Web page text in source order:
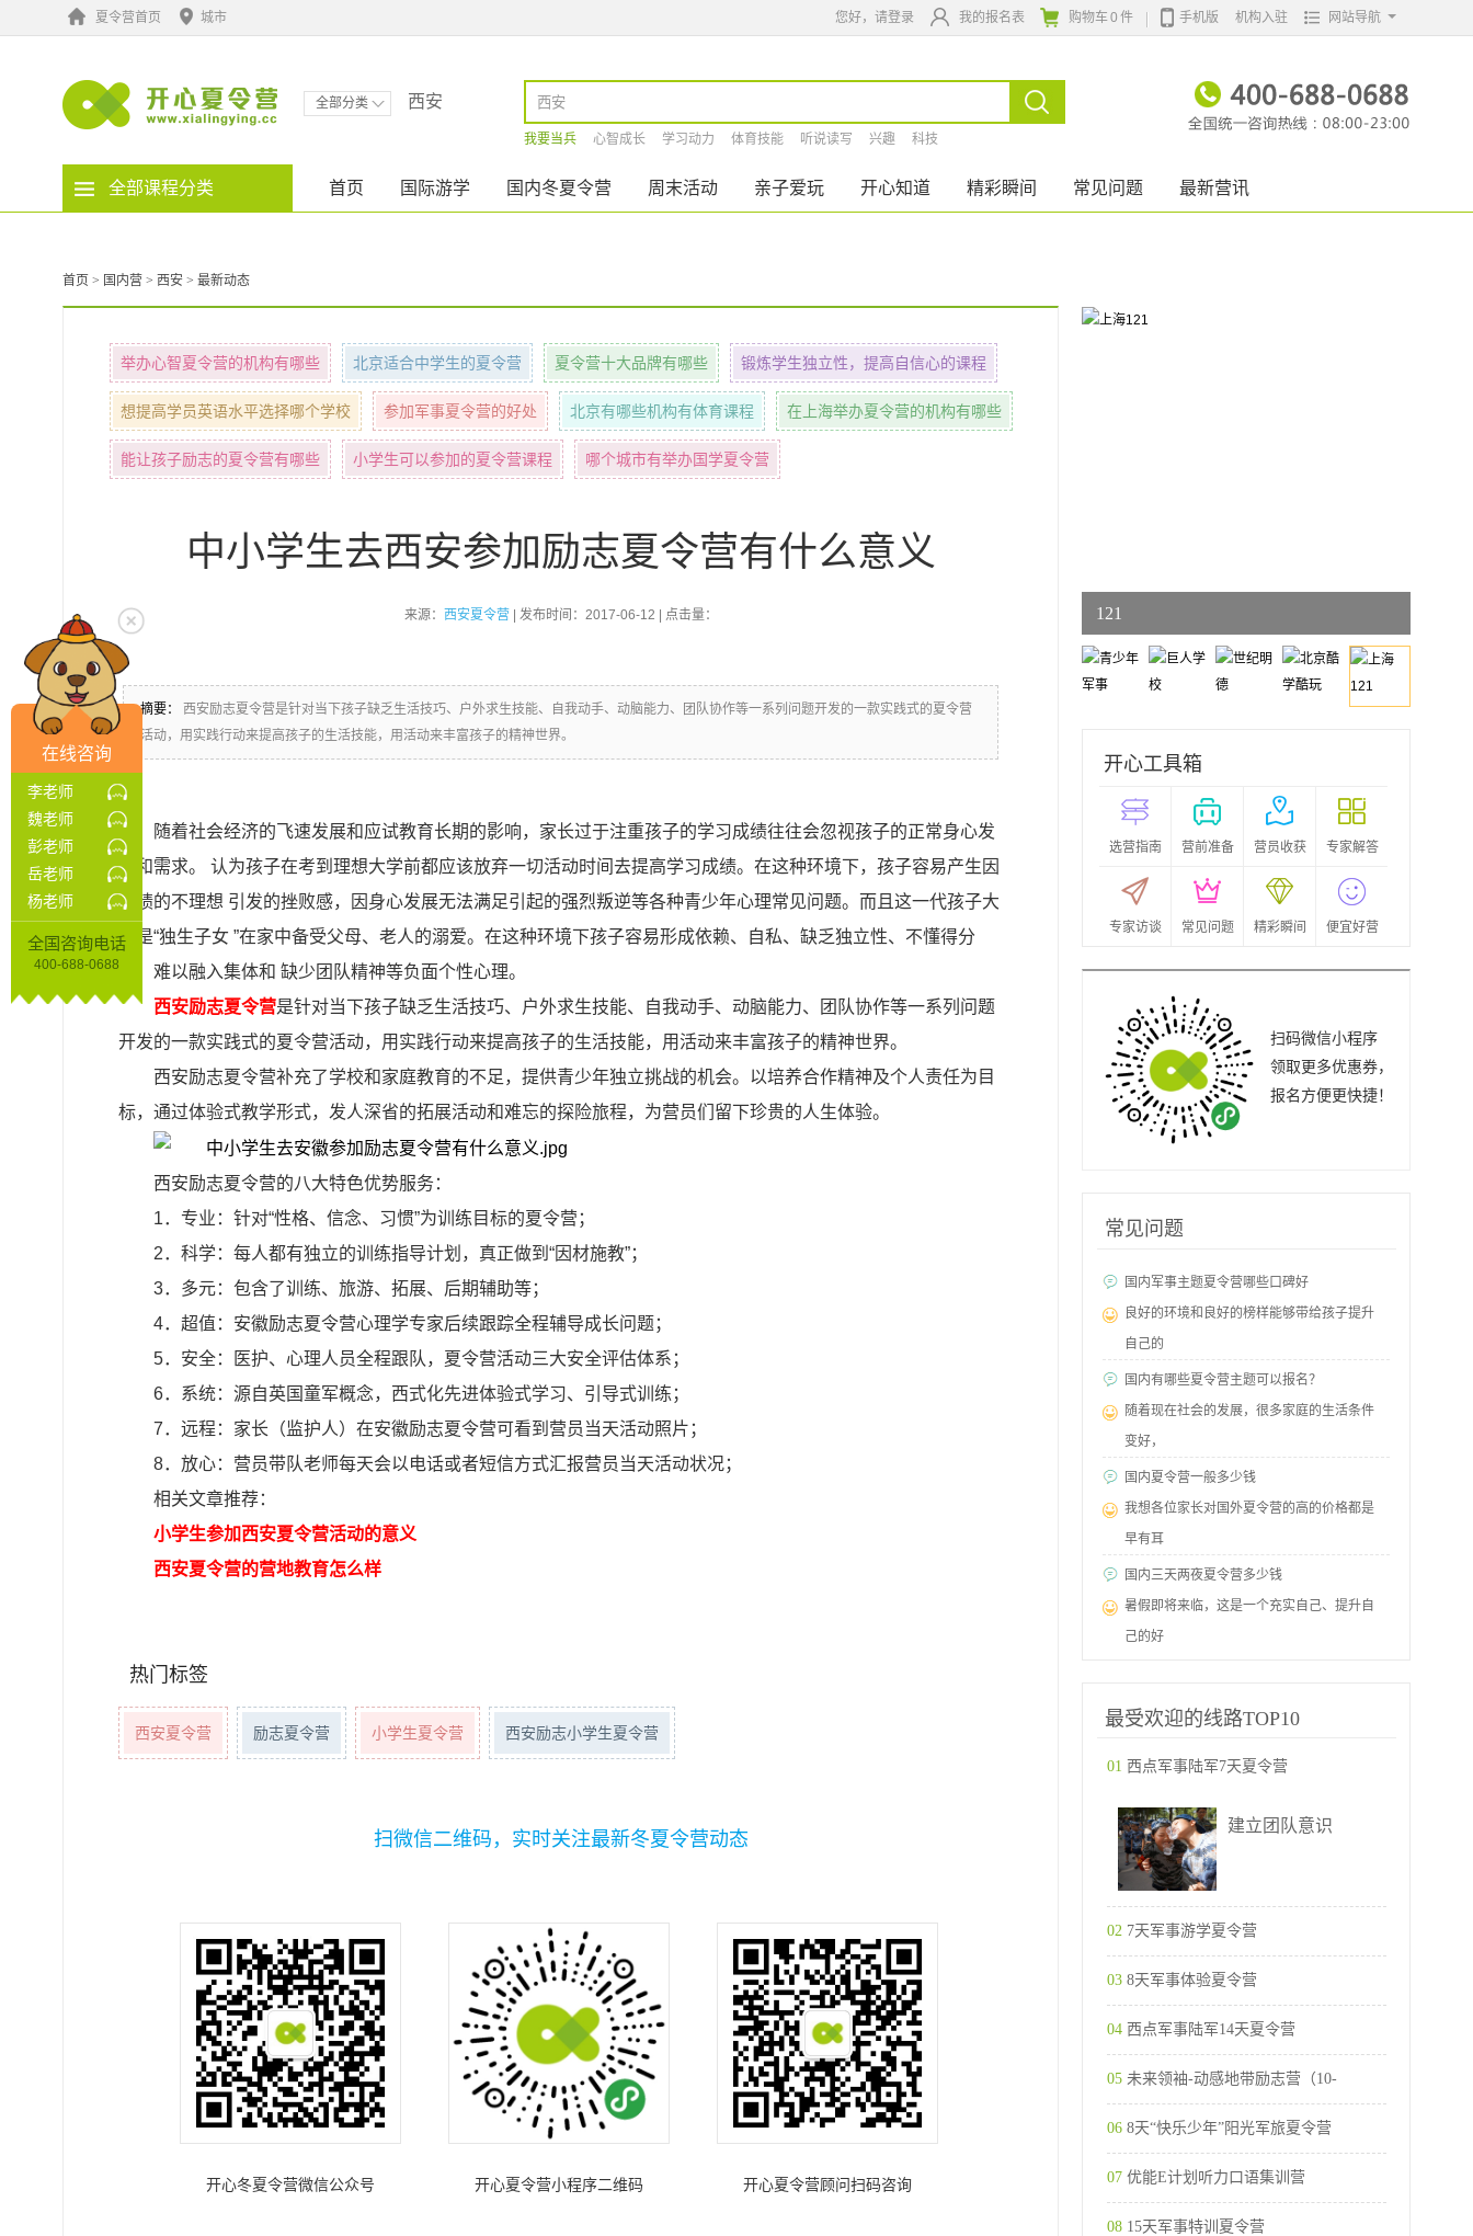
夏令营首页 城市 我的报名表 购物车0 件 手机版 机构入驻 网站导航
您好，请登录
西安
全部分类
我要当兵 心智成长 学习动力 体育技能 听说读写 兴趣 科技
全部课程分类 首页 国际游学 国内冬夏令营 周末活动 亲子爱玩 开心知道 精彩瞬间 常见问题 最新营讯
首页 > 国内营 > 西安 > 最新动态
举办心智夏令营的机构有哪些 北京适合中学生的夏令营 夏令营十大品牌有哪些 锻炼学生独立性，提高自信心的课程
想提高学员英语水平选择哪个学校 参加军事夏令营的好处 北京有哪些机构有体育课程 在上海举办夏令营的机构有哪些
能让孩子励志的夏令营有哪些 小学生可以参加的夏令营课程 哪个城市有举办国学夏令营
中小学生去西安参加励志夏令营有什么意义
来源： 西安夏令营 | 发布时间：2017-06-12 | 点击量：
摘要：
西安励志夏令营是针对当下孩子缺乏生活技巧、户外求生技能、自我动手、动脑能力、团队协作等一系列问题开发的一款实践式的夏令营
活动，用实践行动来提高孩子的生活技能，用活动来丰富孩子的精神世界。
随着社会经济的飞速发展和应试教育长期的影响，家长过于注重孩子的学习成绩往往会忽视孩子的正常身心发
展和需求。 认为孩子在考到理想大学前都应该放弃一切活动时间去提高学习成绩。在这种环境下，孩子容易产生因
成绩的不理想 引发的挫败感，因身心发展无法满足引起的强烈叛逆等各种青少年心理常见问题。而且这一代孩子大
多是“独生子女 ”在家中备受父母、老人的溺爱。在这种环境下孩子容易形成依赖、自私、缺乏独立性、不懂得分
享、难以融入集体和 缺少团队精神等负面个性心理。
西安励志夏令营是针对当下孩子缺乏生活技巧、户外求生技能、自我动手、动脑能力、团队协作等一系列问题
开发的一款实践式的夏令营活动，用实践行动来提高孩子的生活技能，用活动来丰富孩子的精神世界。
西安励志夏令营补充了学校和家庭教育的不足，提供青少年独立挑战的机会。以培养合作精神及个人责任为目
标，通过体验式教学形式，发人深省的拓展活动和难忘的探险旅程，为营员们留下珍贵的人生体验。
西安励志夏令营的八大特色优势服务：
1．专业：针对“性格、信念、习惯”为训练目标的夏令营；
2．科学：每人都有独立的训练指导计划，真正做到“因材施教”；
3．多元：包含了训练、旅游、拓展、后期辅助等；
4．超值：安徽励志夏令营心理学专家后续跟踪全程辅导成长问题；
5．安全：医护、心理人员全程跟队，夏令营活动三大安全评估体系；
6．系统：源自英国童军概念，西式化先进体验式学习、引导式训练；
7．远程：家长（监护人）在安徽励志夏令营可看到营员当天活动照片；
8．放心：营员带队老师每天会以电话或者短信方式汇报营员当天活动状况；
相关文章推荐：
小学生参加西安夏令营活动的意义
西安夏令营的营地教育怎么样
热门标签
西安夏令营 励志夏令营 小学生夏令营 西安励志小学生夏令营
扫微信二维码，实时关注最新冬夏令营动态
开心冬夏令营微信公众号 开心夏令营小程序二维码 开心夏令营顾问扫码咨询
121
开心工具箱
选营指南 营前准备 营员收获 专家解答
专家访谈 常见问题 精彩瞬间 便宜好营
扫码微信小程序
领取更多优惠券，
报名方便更快捷！
常见问题
国内军事主题夏令营哪些口碑好
良好的环境和良好的榜样能够带给孩子提升
自己的
国内有哪些夏令营主题可以报名？
随着现在社会的发展，很多家庭的生活条件
变好，
国内夏令营一般多少钱
我想各位家长对国外夏令营的高的价格都是
早有耳
国内三天两夜夏令营多少钱
暑假即将来临，这是一个充实自己、提升自
己的好
最受欢迎的线路TOP10
01 西点军事陆军7天夏令营
建立团队意识
02 7天军事游学夏令营
03 8天军事体验夏令营
04 西点军事陆军14天夏令营
05 未来领袖-动感地带励志营（10-
06 8天“快乐少年”阳光军旅夏令营
07 优能E计划听力口语集训营
08 15天军事特训夏令营
在线咨询
李老师
魏老师
彭老师
岳老师
杨老师
全国咨询电话
400-688-0688